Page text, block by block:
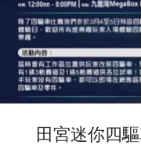
田宮迷你四